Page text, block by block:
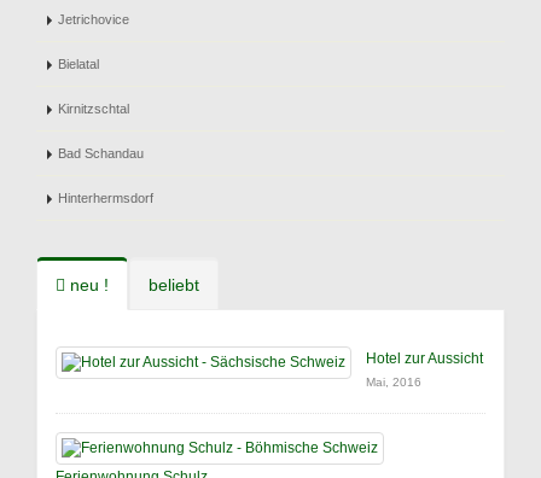
Jetrichovice
Bielatal
Kirnitzschtal
Bad Schandau
Hinterhermsdorf
neu ! beliebt
Hotel zur Aussicht
Mai, 2016